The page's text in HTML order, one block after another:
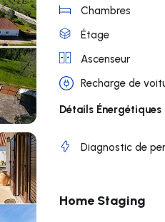
Chambres
Étage
Ascenseur
Recharge de
Détails Énergétiques
Diagnostic de
Home Staging